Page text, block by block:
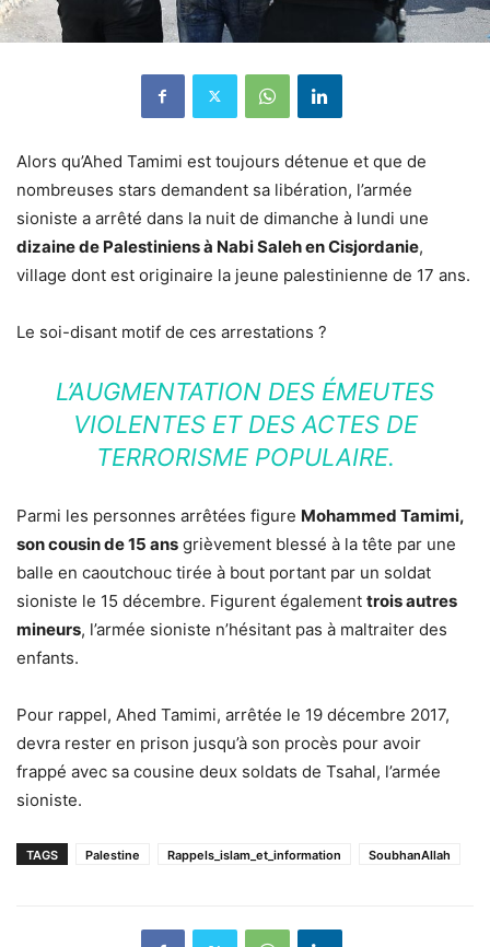
Alors qu’Ahed Tamimi est toujours détenue et que de
nombreuses stars demandent sa libération, l’armée
sioniste a arrêté dans la nuit de dimanche à lundi une
dizaine de Palestiniens à Nabi Saleh en Cisjordanie,
village dont est originaire la jeune palestinienne de 17 ans.
Le soi-disant motif de ces arrestations ?
L’AUGMENTATION DES ÉMEUTES
VIOLENTES ET DES ACTES DE
TERRORISME POPULAIRE.
Parmi les personnes arrêtées figure Mohammed Tamimi,
son cousin de 15 ans grièvement blessé à la tête par une
balle en caoutchouc tirée à bout portant par un soldat
sioniste le 15 décembre. Figurent également trois autres
mineurs, l’armée sioniste n’hésitant pas à maltraiter des
enfants.
Pour rappel, Ahed Tamimi, arrêtée le 19 décembre 2017,
devra rester en prison jusqu’à son procès pour avoir
frappé avec sa cousine deux soldats de Tsahal, l’armée
sioniste.
TAGS Palestine Rappels_islam_et_information SoubhanAllah